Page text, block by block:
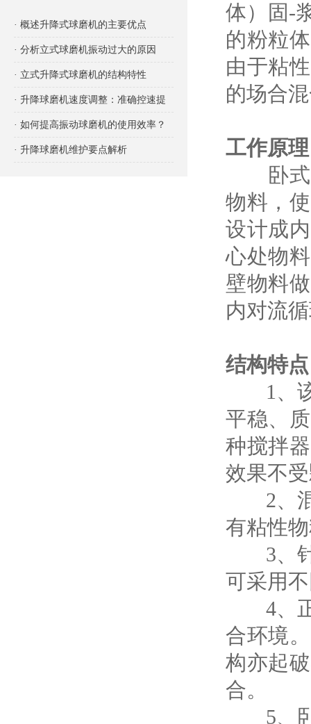
· 概述升降式球磨机的主要优点
· 分析立式球磨机振动过大的原因
· 立式升降式球磨机的结构特性
· 升降球磨机速度调整：准确控速提
效的关键
· 如何提高振动球磨机的使用效率？
· 升降球磨机维护要点解析
体）固-
的粉粒
由于粘
的场合
工作原理
卧式螺
物料，
设计成
心处物
壁物料
内对流
结构特点
1、该
平稳、
种搅拌
效果不
2、混
有粘性
3、针
可采用
4、正
合环境
构亦起
合。
5、卧